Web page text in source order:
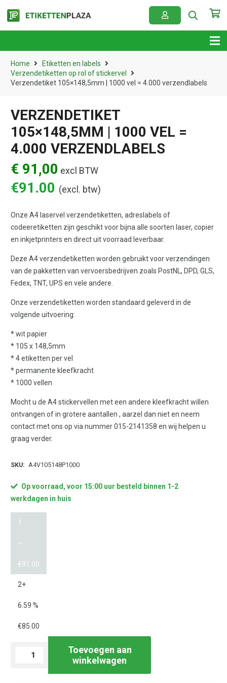
Home
Etiketten en labels
Verzendetiketten op rol of stickervel
Verzendetiket 105×148,5mm | 1000 vel = 4.000 verzendlabels
VERZENDETIKET
105×148,5MM | 1000 VEL =
4.000 VERZENDLABELS
€ 91,00 excl BTW
€91.00 (excl. btw)
Onze A4 laservel verzendetiketten, adreslabels of
codeeretiketten zijn geschikt voor bijna alle soorten laser, copier
en inkjetprinters en direct uit voorraad leverbaar.
Deze A4 verzendetiketten worden gebruikt voor verzendingen
van de pakketten van vervoersbedrijven zoals PostNL, DPD, GLS,
Fedex, TNT, UPS en vele andere.
Onze verzendetiketten worden standaard geleverd in de
volgende uitvoering:
* wit papier
* 105 x 148,5mm
* 4 etiketten per vel
* permanente kleefkracht
* 1000 vellen
Mocht u de A4 stickervellen met een andere kleefkracht willen
ontvangen of in grotere aantallen , aarzel dan niet en neem
contact met ons op via nummer 015-2141358 en wij helpen u
graag verder.
SKU: A4V105148P1000
Op voorraad, voor 15:00 uur besteld binnen 1-2
werkdagen in huis
1
—
€91.00
2+
6.59 %
€85.00
Verzendetiket
Toevoegen aan
winkelwagen